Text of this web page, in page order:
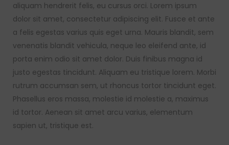
aliquam hendrerit felis, eu cursus orci. Lorem ipsum
dolor sit amet, consectetur adipiscing elit. Fusce et ante
a felis egestas varius quis eget urna. Mauris blandit, sem
venenatis blandit vehicula, neque leo eleifend ante, id
porta enim odio sit amet dolor. Duis finibus magna id
justo egestas tincidunt. Aliquam eu tristique lorem. Morbi
rutrum accumsan sem, ut rhoncus tortor tincidunt eget.
Phasellus eros massa, molestie id molestie a, maximus
id tortor. Aenean sit amet arcu varius, elementum
sapien ut, tristique est.